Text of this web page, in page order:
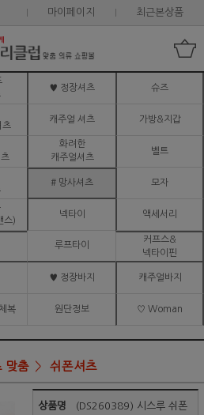
마이페이지 최근본상품
♥ 정장셔츠 슈즈
츠
캐주얼 셔츠 가방&지갑
화려한
캐주얼셔츠
벨트
# 망사셔츠 모자
스)
넥타이 액세서리
루프타이
커프스&
넥타이핀
♥ 정장바지 캐주얼바지
복 원단정보 ♡ Woman
맞춤 쉬폰셔츠
상품명 (DS260389) 시스루 쉬폰